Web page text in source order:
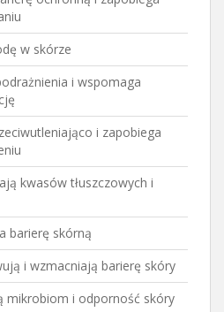
w skórze
i wspomaga
i zapobiega
kwasów tłuszczowych i
barierę skórną
i wzmacniają barierę skóry
mikrobiom i odporność skóry